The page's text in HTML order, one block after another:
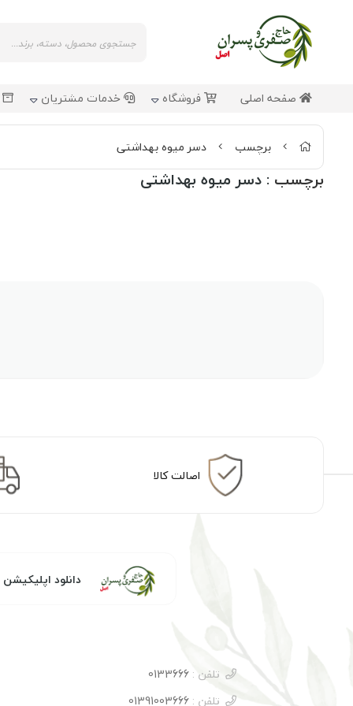
صفحه اصلی فروشگاه خدمات مشتریان
برچسب دسر میوه بهداشتی
برچسب : دسر میوه بهداشتی
اصالت کالا
دانلود اپلیکیشن
تلفن : 0133666
تلفن : 01391003666